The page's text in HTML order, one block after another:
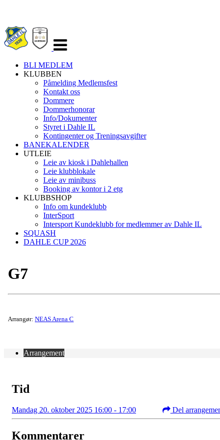
navigasjon
BLI MEDLEM
KLUBBEN
Påmelding Medlemsfest
Kontakt oss
Dommere
Dommerhonorar
Info/Dokumenter
Styret i Dahle IL
Kontingenter og Treningsavgifter
BANEKALENDER
UTLEIE
Leie av kiosk i Dahlehallen
Leie klubblokale
Leie av minibuss
Booking av kontor i 2 etg
KLUBBSHOP
Info om kundeklubb
InterSport
Intersport Kundeklubb for medlemmer av Dahle IL
SQUASH
DAHLE CUP 2026
G7
Arrangør: NEAS Arena C
Arrangement
Tid
Mandag 20. oktober 2025 16:00 - 17:00 Del
Kommentarer